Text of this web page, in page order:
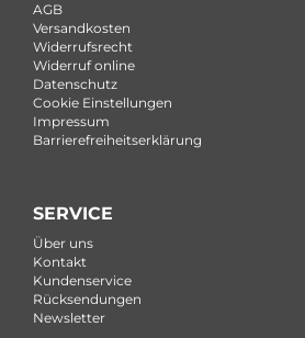
AGB
Versandkosten
Widerrufsrecht
Widerruf online
Datenschutz
Cookie Einstellungen
Impressum
Barrierefreiheitserklärung
SERVICE
Über uns
Kontakt
Kundenservice
Rücksendungen
Newsletter